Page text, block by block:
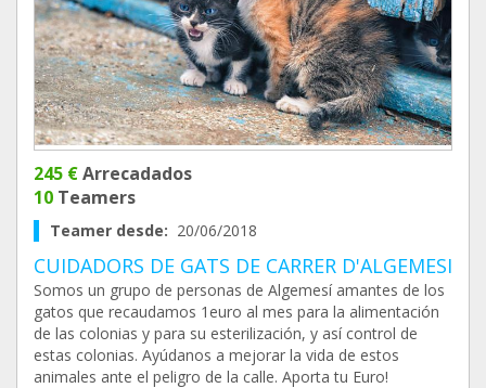
245 €Arrecadados
10 Teamers
Teamer desde: 20/06/2018
CUIDADORS DE GATS DE CARRER D'ALGEMESI
Somos un grupo de personas de Algemesí amantes de los
gatos que recaudamos 1euro al mes para la alimentación
de las colonias y para su esterilización, y así control de
estas colonias. Ayúdanos a mejorar la vida de estos
animales ante el peligro de la calle. Aporta tu Euro!